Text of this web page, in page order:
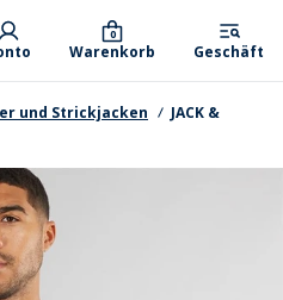
Warenkorb
0
Geschäft
und Strickjacken
JACK &